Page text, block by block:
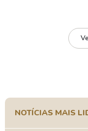
NOTÍCIAS MAIS